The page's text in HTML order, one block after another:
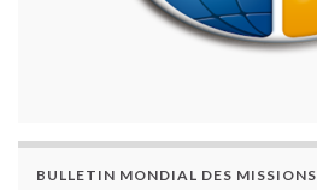
BULLETIN MONDIAL DES MISSIONS